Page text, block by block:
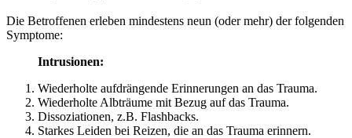
Die Betroffenen erleben mindestens neun (oder mehr) der folgenden
Symptome:
Intrusionen:
Wiederholte aufdrängende Erinnerungen an das Trauma.
Wiederholte Albträume mit Bezug auf das Trauma.
Dissoziationen, z.B. Flashbacks.
Starkes Leiden bei Reizen, die an das Trauma erinnern.